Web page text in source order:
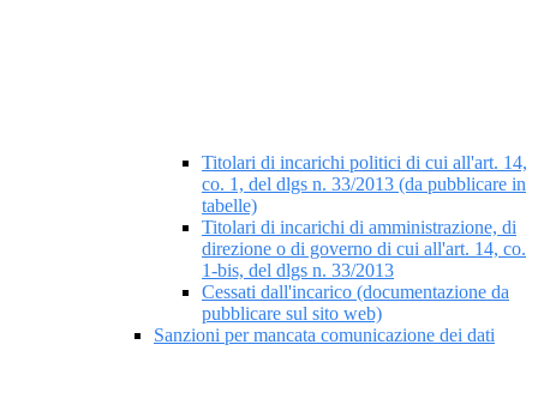
Titolari di incarichi politici di cui all'art. 14,
co. 1, del dlgs n. 33/2013 (da pubblicare in
tabelle)
Titolari di incarichi di amministrazione, di
direzione o di governo di cui all'art. 14, co.
1-bis, del dlgs n. 33/2013
Cessati dall'incarico (documentazione da
pubblicare sul sito web)
Sanzioni per mancata comunicazione dei dati